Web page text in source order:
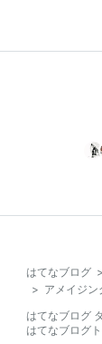
はてなブログ >
> アメイジン
はてなブログ
はてなブログ